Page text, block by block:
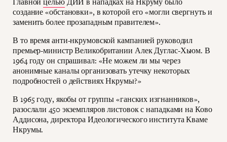
создание «обстановки», в которой его «могли свергнуть и
заменить более прозападным правителем».
В то время анти-нкрумовской кампанией руководил
премьер-министр Великобритании Алек Дуглас-Хьюм. В
1964 году он спрашивал: «Не можем ли мы через
анонимные каналы организовать утечку некоторых
подробностей о действиях Нкрумы?»
В 1965 году, якобы от группы «ганских изгнанников»,
разослали 450 экземпляров листовок с нападками на Ково
Аддисона, директора Идеологического института Кваме
Нкрумы.